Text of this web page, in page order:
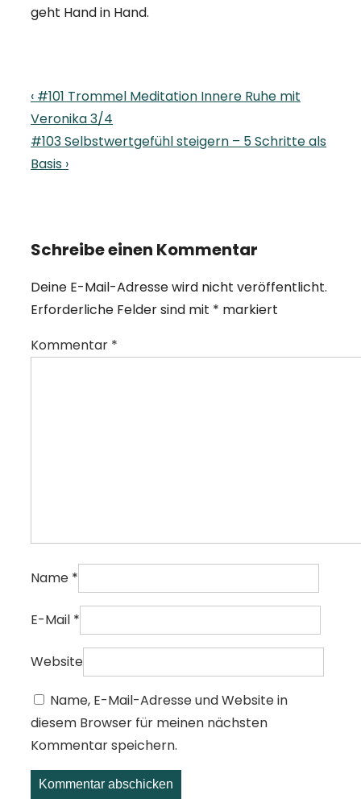
geht Hand in Hand.
Beitragsnavigation
Previous
Post
is
‹ #101 Trommel Meditation Innere Ruhe mit
Veronika 3/4
Next
Post
#103 Selbstwertgefühl steigern – 5 Schritte als
Basis ›
Schreibe einen Kommentar
Deine E-Mail-Adresse wird nicht veröffentlicht.
Erforderliche Felder sind mit * markiert
Kommentar *
Name *
E-Mail *
Website
Name, E-Mail-Adresse und Website in
diesem Browser für meinen nächsten
Kommentar speichern.